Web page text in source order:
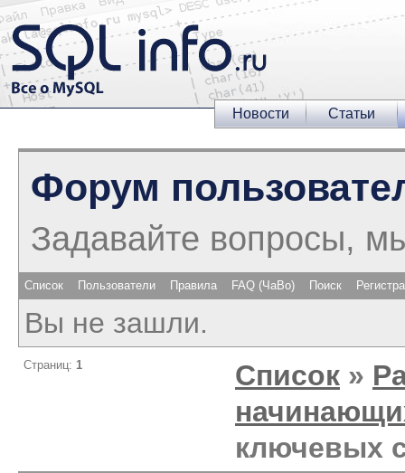
Новости Статьи
Форум
Задавайте вопросы,
Список Пользователи Правила FAQ (ЧаВо) Поиск
Вы не зашли.
Страниц: 1 Список »
ключевых